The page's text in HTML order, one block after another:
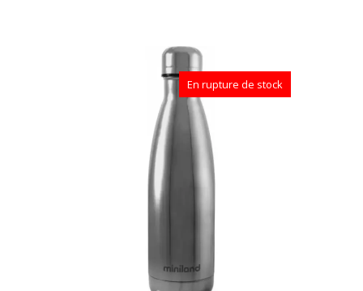
En rupture de stock